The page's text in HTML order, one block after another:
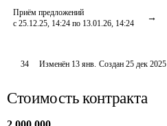
Приём предложений
с 25.12.25, 14:24 по 13.01.26, 14:24
34 Изменён 13 янв. Создан 25 дек 2025
Стоимость контракта